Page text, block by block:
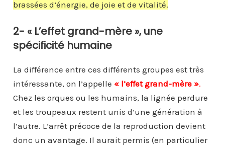
brassées d’énergie, de joie et de vitalité.
2- « L’effet grand-mère », une
spécificité humaine
La différence entre ces différents groupes est très
intéressante, on l’appelle « l’effet grand-mère ».
Chez les orques ou les humains, la lignée perdure
et les troupeaux restent unis d’une génération à
l’autre. L’arrêt précoce de la reproduction devient
donc un avantage. Il aurait permis (en particulier